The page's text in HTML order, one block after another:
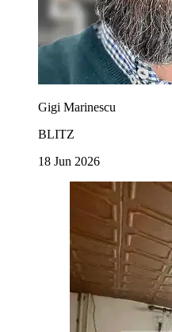
Gigi Marinescu
BLITZ
18 Jun 2026